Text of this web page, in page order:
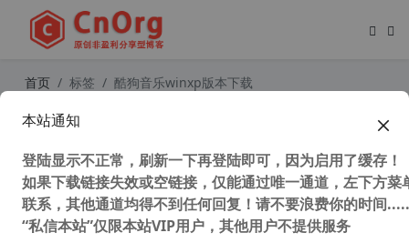
首页 标签 酷狗音乐winxp版本下载
支持winxp音乐播放器 酷狗音乐PC版
本站通知
登陆显示不正常，刷新一下再登陆即可，因为启用了缓存！
如果下载链接失效或空链接，仅能通过唯一通道，左下方菜
联系，其他通道均得不到任何回复！请不要浪费你的时间
“私信本站”仅限本站VIP用户，其他用户不提供服务